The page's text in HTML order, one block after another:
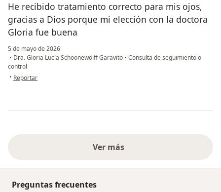
He recibido tratamiento correcto para mis ojos,
gracias a Dios porque mi elección con la doctora
Gloria fue buena
5 de mayo de 2026
• Dra. Gloria Lucía Schoonewolff Garavito • Consulta de seguimiento o
control
• en opinión del usuario Felicidad Ibáñez
Reportar
Ver más
Preguntas frecuentes